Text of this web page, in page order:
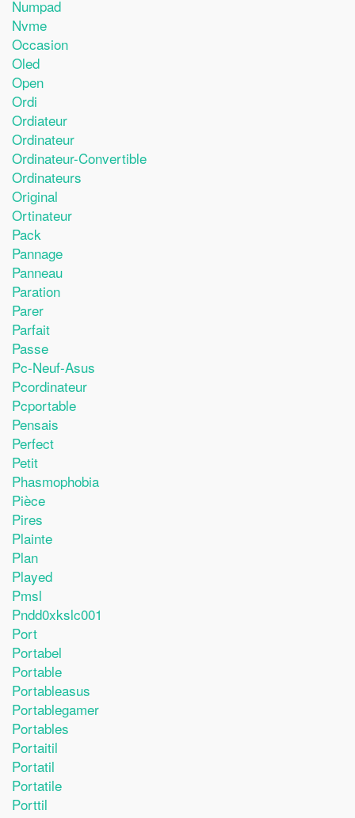
Numpad
Nvme
Occasion
Oled
Open
Ordi
Ordiateur
Ordinateur
Ordinateur-Convertible
Ordinateurs
Original
Ortinateur
Pack
Pannage
Panneau
Paration
Parer
Parfait
Passe
Pc-Neuf-Asus
Pcordinateur
Pcportable
Pensais
Perfect
Petit
Phasmophobia
Pièce
Pires
Plainte
Plan
Played
Pmsl
Pndd0xkslc001
Port
Portabel
Portable
Portableasus
Portablegamer
Portables
Portaitil
Portatil
Portatile
Porttil